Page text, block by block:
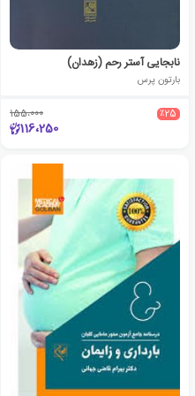
نابجایی آستر رحم (زهدان)
بارتون پرس
٪25 155،000
116،250